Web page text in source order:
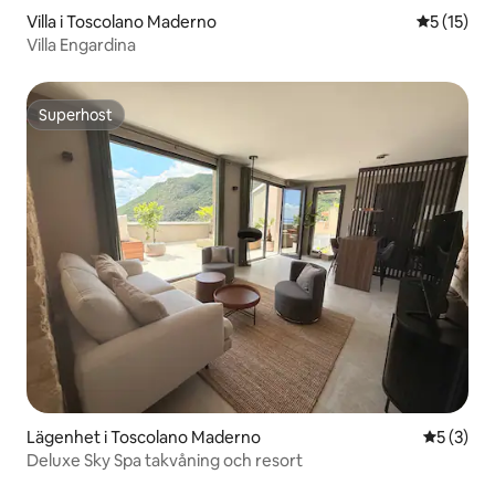
Villa i Toscolano Maderno 5 av 5 i
5 (15)
Villa Engardina
Superhost
Superhost
Lägenhet i Toscolano Maderno 5 av 5 i
5 (3)
Deluxe Sky Spa takvåning och resort